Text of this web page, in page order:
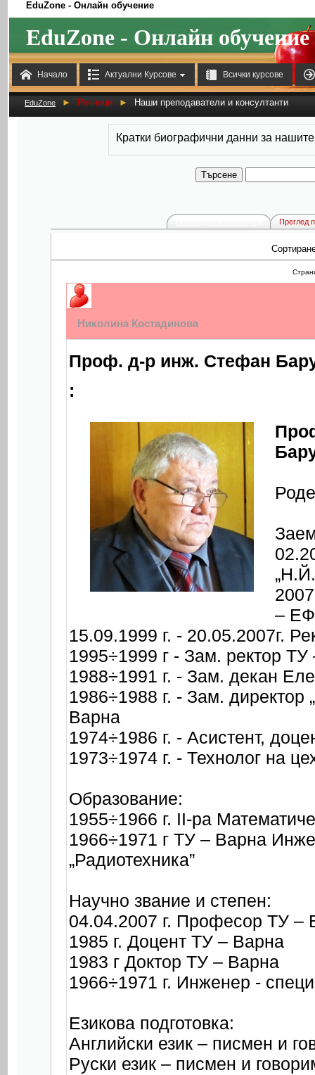
 Начало  Актуални Курсове  Всички курсове 
EduZone - Онлайн обучение
EduZone - Онлайн обучение
EduZone ► Речници ► Наши преподаватели и консултанти
Кратки биографични данни за
Преглед
Николина Костадинова
Проф. д-р инж. Стефан
:
–
15.09.1999 г. - 20.05.2007г.
1995÷1999 г - Зам. ректор
1988÷1991 г. - Зам. декан
1986÷1988 г. - Зам. директор
Варна
1974÷1986 г. - Асистент,
1973÷1974 г. - Технолог на
Образование:
1955÷1966 г. ІІ-ра
1966÷1971 г ТУ – Варна
„Радиотехника”
Научно звание и степен:
04.04.2007 г. Професор ТУ –
1985 г. Доцент ТУ – Варна
1983 г Доктор ТУ – Варна
1966÷1971 г. Инженер -
Езикова подготовка:
Английски език – писмен и
Руски език – писмен и